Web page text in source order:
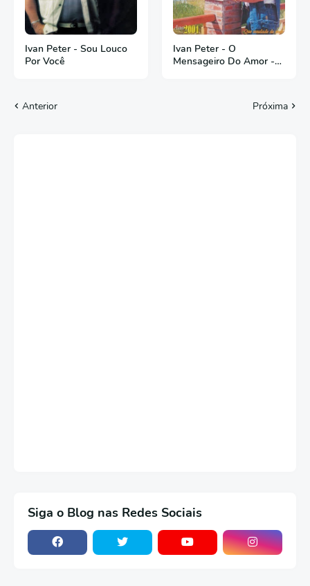
Ivan Peter - Sou Louco
Por Você
Ivan Peter - O
Mensageiro Do Amor -
Anterior Próxima
Siga o Blog nas Redes Sociais